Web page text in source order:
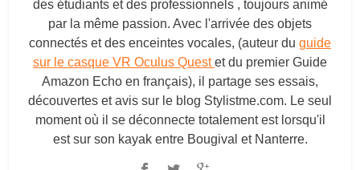
des étudiants et des professionnels , toujours animé
par la même passion. Avec l'arrivée des objets
connectés et des enceintes vocales, (auteur du guide
sur le casque VR Oculus Questet du premier Guide
Amazon Echo en français), il partage ses essais,
découvertes et avis sur le blog Stylistme.com. Le seul
moment où il se déconnecte totalement est lorsqu'il
est sur son kayak entre Bougival et Nanterre.